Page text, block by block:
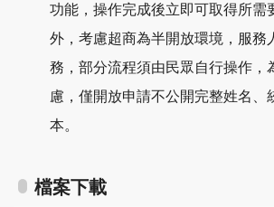
功能，操作完成後立即可取得所需
外，考慮超商為半開放環境，服務
務，部分流程須由民眾自行操作，
慮，僅開放申請不公開完整姓名、
本。
檔案下載